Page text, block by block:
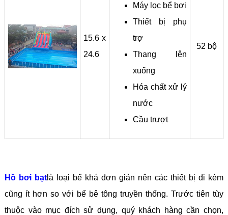
15.6 x
24.6
Máy lọc bể bơi
Thiết bị phụ
trợ
Thang lên
xuống
Hóa chất xử lý
nước
Cầu trượt
52 bộ
Hồ bơi bạtlà loại bể khá đơn giản nên các thiết bị đi kèm
cũng ít hơn so với bể bê tông truyền thống. Trước tiên tùy
thuộc vào mục đích sử dụng, quý khách hàng cần chọn,